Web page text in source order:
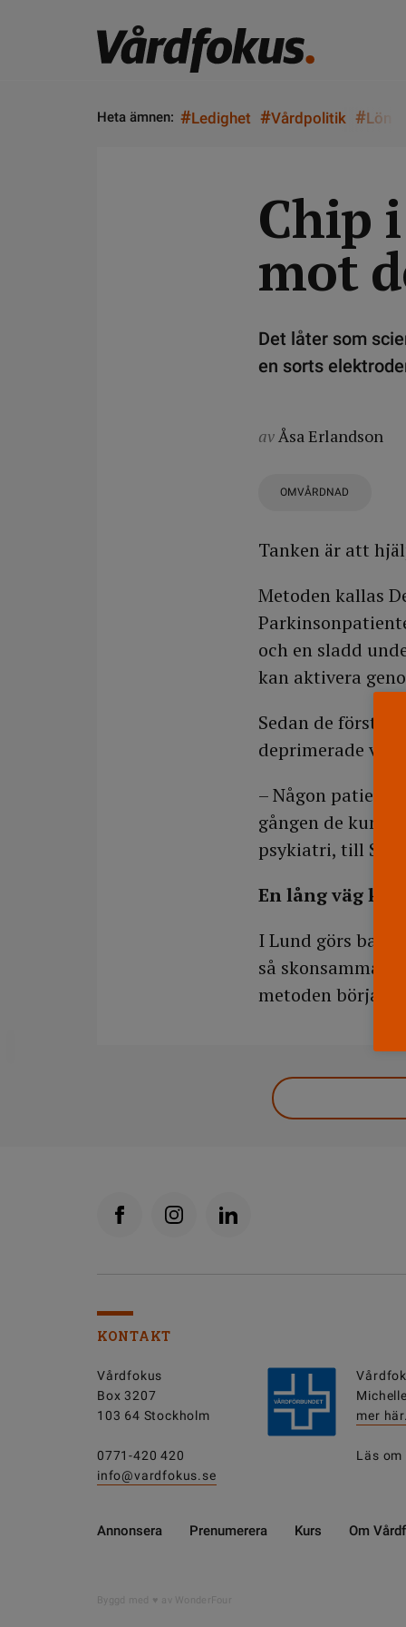
Heta ämnen: #Ledighet #Vårdpolitik #Lön
Chip
mot
Det låter som
en sorts
avÅsa Erlandson
OMVÅRDNAD
Tanken är att
Metoden kallas
och en sladd
kan aktivera
Sedan de första
deprimerade
– Någon patient
gången de
psykiatri, till
En lång väg
I Lund görs bara
så skonsamma
metoden börja
KONTAKT
Vårdfokus
Box 3207
103 64 Stockholm
0771-420 420
info@vardfokus.se
mer här.
Läs
Annonsera Prenumerera Kurs Om
Byggd med av WonderFour